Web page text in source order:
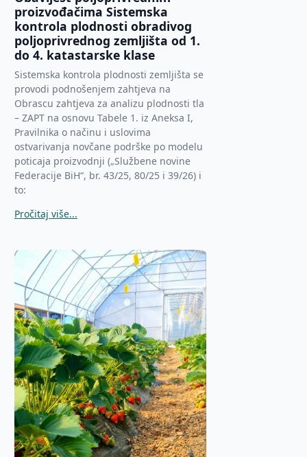
proizvođačima Sistemska
kontrola plodnosti obradivog
poljoprivrednog zemljišta od 1.
do 4. katastarske klase
Sistemska kontrola plodnosti zemljišta se
provodi podnošenjem zahtjeva na
Obrascu zahtjeva za analizu plodnosti tla
– ZAPT na osnovu Tabele 1. iz Aneksa I,
Pravilnika o načinu i uslovima
ostvarivanja novčane podrške po modelu
poticaja proizvodnji („Službene novine
Federacije BiH“, br. 43/25, 80/25 i 39/26) i
to:
Pročitaj više...